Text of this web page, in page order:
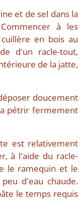
et de sel dans la
à les
en bois au
d'un racle-tout,
de la jatte,
doucement
pétrir fermement
est relativement
à l'aide du racle-
le ramequin et le
d'eau chaude.
le temps requis